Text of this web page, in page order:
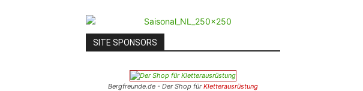
SITE SPONSORS
Bergfreunde.de - Der Shop fürKletterausrüstung